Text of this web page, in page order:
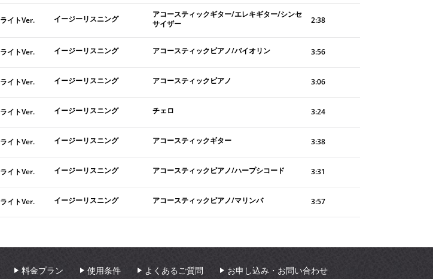
ライトVer. イージーリスニング
アコースティックギター/エレキギター/シンセ
サイザー
2:38
ライトVer. イージーリスニング アコースティックピアノ/バイオリン 3:56
ライトVer. イージーリスニング アコースティックピアノ 3:06
ライトVer. イージーリスニング チェロ 3:24
ライトVer. イージーリスニング アコースティックギター 3:38
ライトVer. イージーリスニング アコースティックピアノ/ハープシコード 3:31
ライトVer. イージーリスニング アコースティックピアノ/マリンバ 3:57
料金プラン 使用条件 よくあるご質問 お申し込み・お問い合わせ